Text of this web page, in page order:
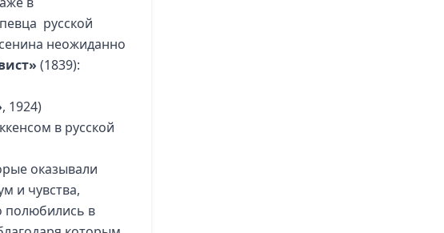
русской
неожиданно
(1839):
, 1924)
в русской
оказывали
и чувства,
полюбились в